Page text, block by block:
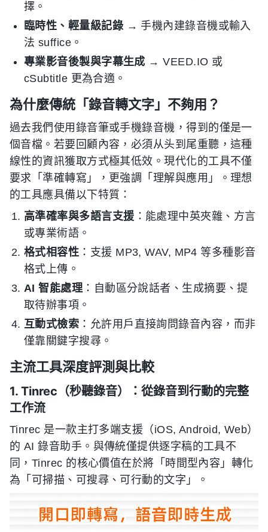
擇。
臨時性、輕量級記錄 → 手機內建錄音機或輸入
法 suffice。
專業影音後製與字幕生成 → VEED.IO 或
cSubtitle 更為合適。
為什麼傳統「錄音轉文字」不夠用？
過去我們使用錄音筆或手機錄音機，得到的僅是一
個音檔。若要回顧內容，必須从头到尾重聽，這種
線性的資訊獲取方式極其低效。現代化的工具不僅
要求「準確轉寫」，更強調「理解與應用」。理想
的工具應具備以下特質：
高準確率與多語言支援 ：能處理中英夾雜、方言
或專業術語。
格式相容性 ：支援 MP3, WAV, MP4 等多種影音
格式上傳。
AI 智能處理：自動區分說話者、生成摘要、提
取待辦事項。
互動式檢索 ：允許用戶直接詢問錄音內容，而非
僅靠關鍵字搜尋。
主流工具深度評測與比較
1. Tinrec（秒聽錄音）：從錄音到行動的完整
工作流
Tinrec 是一款主打多端支援（iOS, Android, Web）
的 AI 錄音助手。與傳統僅提供逐字稿的工具不
同，Tinrec 的核心價值在於將「時間型內容」轉化
為「可掃描、可搜尋、可行動的文字」。